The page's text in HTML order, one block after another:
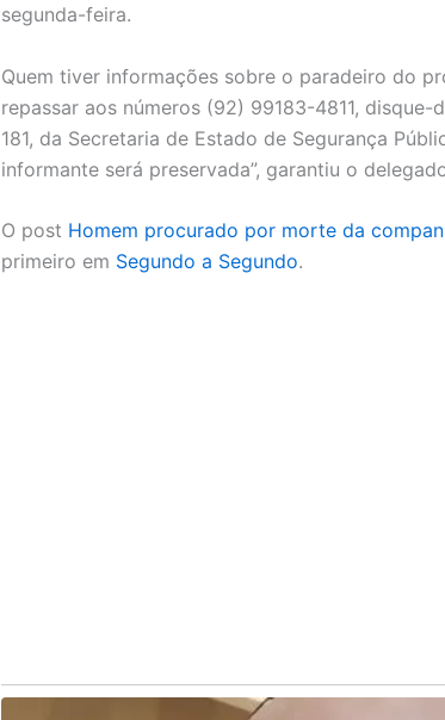
segunda-feira.
Quem tiver informações sobre o paradeiro do
repassar aos números (92) 99183-4811,
181, da Secretaria de Estado de Segurança
informante será preservada”, garantiu o
O post Homem procurado por morte da
primeiro em Segundo a Segundo.